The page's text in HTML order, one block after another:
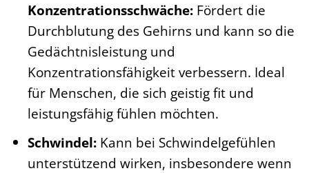
Konzentrationsschwäche:Fördert die
Durchblutung des Gehirns und kann so die
Gedächtnisleistung und
Konzentrationsfähigkeit verbessern. Ideal
für Menschen, die sich geistig fit und
leistungsfähig fühlen möchten.
Schwindel:Kann bei Schwindelgefühlen
unterstützend wirken, insbesondere wenn